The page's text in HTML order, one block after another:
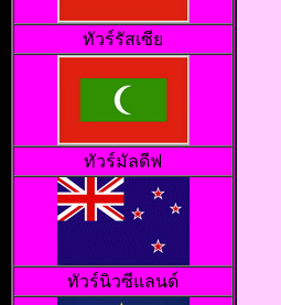
ทัวร์รัสเซีย
ทัวร์มัลดีฟ
ทัวร์นิวซีแลนด์